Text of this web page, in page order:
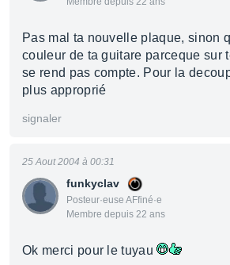
Pas mal ta nouvelle plaque, sinon
couleur de ta guitare parceque sur
se rend pas compte. Pour la
plus approprié
signaler
funkyclav
Posteur·euse AFfiné·e
Membre depuis 22 ans
25 Aout 2004 à 00:31
Ok merci pour le tuyau